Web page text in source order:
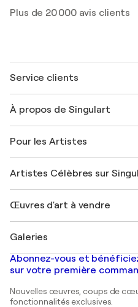
Plus de 20 000 avis clients
Service clients
Expédition
Offrir une carte cadeau
Rejoignez notre programme
Mon compte
+33 1 76 44 06 42
À propos de Singulart
FAQ
Magazine Singulart
Emplois
Découvrez une sélection
Pour les Artistes
Se connecter en tant
Artistes Célèbres sur
Marc Chagall
Banksy
Mr. Brainwash
Shepard Fairey
Œuvres d'art à vendre
Tableaux abstraits à vendre
Peintures de paysage
Estampes
Peintures acryliques
Galeries
Galeries d'art en France
Galeries d'art en Belgique
Abonnez-vous et
sur votre première
Nouvelles œuvres, coups de
fonctionnalités exclusives.